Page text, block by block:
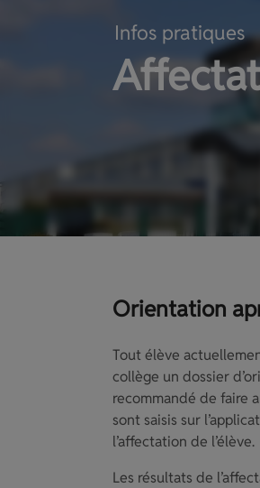
Infos pratiques
Orientation
Tout élève
collège un dossier
recommandé de faire
sont saisis sur
l’affectation de l’élève.
Les résultats de